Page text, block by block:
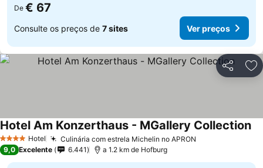
De € 67
Consulte os preços de 7 sites Ver preços
Partilhar
4 EstrelasHotel Culinária com estrela Michelin no APRON
Hotel Am Konzerthaus - MGallery Collection
9,0 Excelente 6.441 a 1.2 km de Hofburg